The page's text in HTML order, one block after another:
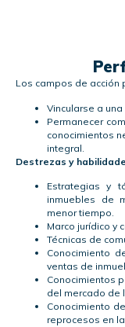
Los campos de acción
Vincularse a
Permanecer
conocimientos
integral.
Destrezas y
Estrategias y
inmuebles de
menor tiempo.
Marco jurídico y
Técnicas de
Conocimiento
ventas de
Conocimientos
del mercado de
Conocimiento
reprocesos en